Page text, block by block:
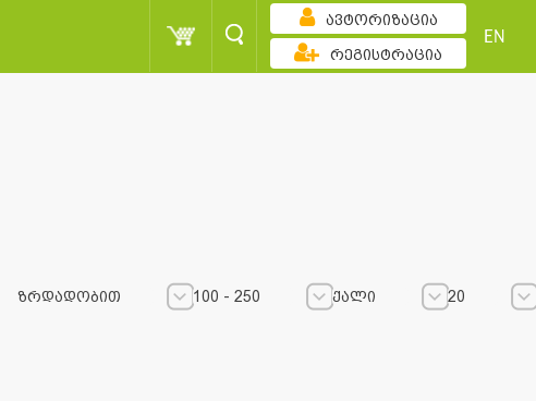
ავტორიზაცია
რეგისტრაცია
EN
ზრდადობით 100 - 250 ქალი
20